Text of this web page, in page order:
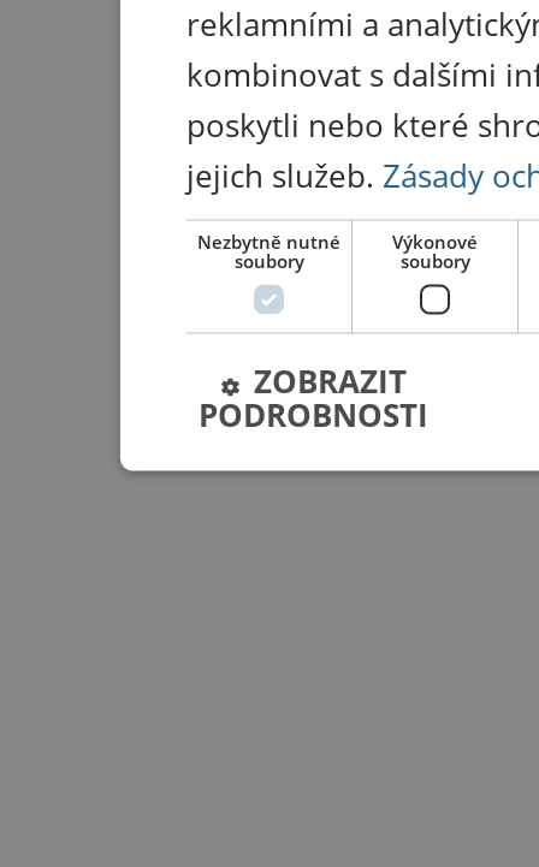
reklamními a
kombinovat s dalšími
poskytli nebo které
jejich služeb. Zásady
Nezbytně nutné
soubory
Výkonové
soubory
ZOBRAZIT
PODROBNOSTI